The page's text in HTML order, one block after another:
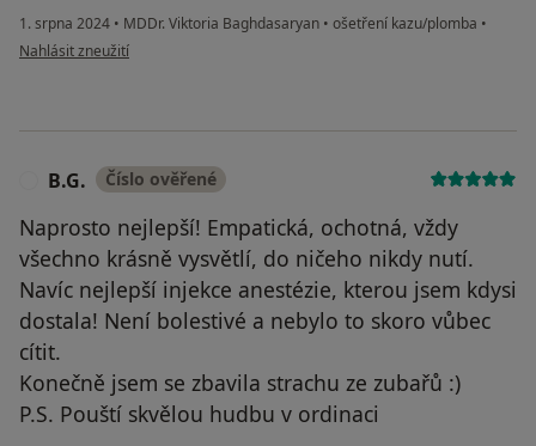
1. srpna 2024 • MDDr. Viktoria Baghdasaryan • ošetření kazu/plomba •
podle názoru uživatele Váš účet byl odstraněn
Nahlásit zneužití
B.G. Číslo ověřené
Naprosto nejlepší! Empatická, ochotná, vždy
všechno krásně vysvětlí, do ničeho nikdy nutí.
Navíc nejlepší injekce anestézie, kterou jsem kdysi
dostala! Není bolestivé a nebylo to skoro vůbec
cítit.
Konečně jsem se zbavila strachu ze zubařů :)
P.S. Pouští skvělou hudbu v ordinaci